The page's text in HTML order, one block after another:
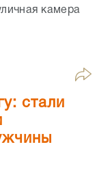
камера
стали